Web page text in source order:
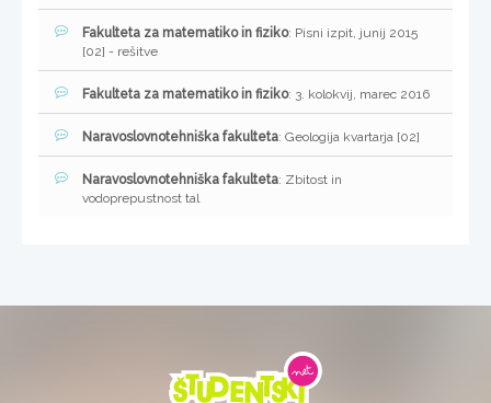
Fakulteta za matematiko in fiziko: Pisni izpit, junij 2015
[02] - rešitve
Fakulteta za matematiko in fiziko: 3. kolokvij, marec 2016
Naravoslovnotehniška fakulteta: Geologija kvartarja [02]
Naravoslovnotehniška fakulteta: Zbitost in
vodoprepustnost tal